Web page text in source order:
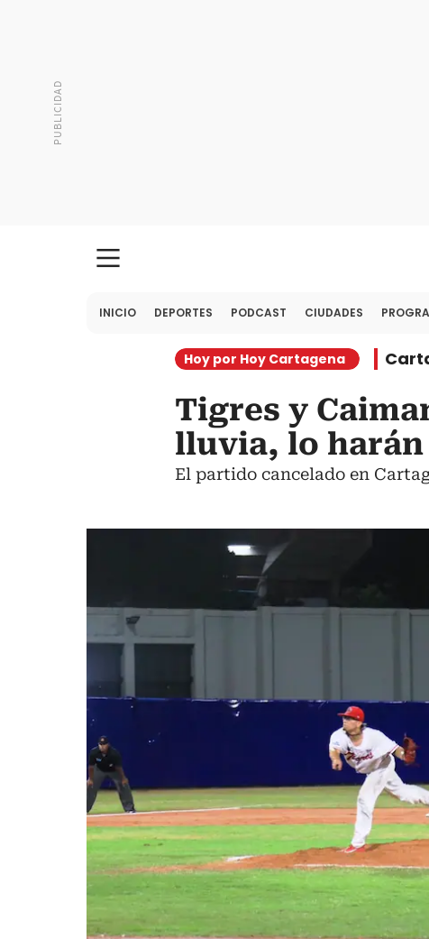
INICIO DEPORTES PODCAST CIUDADES
Hoy por Hoy Cartagena
Tigres y
lluvia, lo harán
El partido cancelado en